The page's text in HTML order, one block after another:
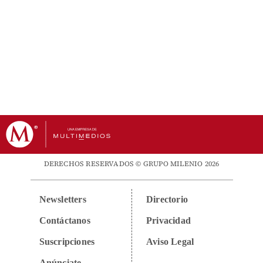
DERECHOS RESERVADOS © GRUPO MILENIO 2026
Newsletters
Contáctanos
Suscripciones
Directorio
Privacidad
Aviso Legal